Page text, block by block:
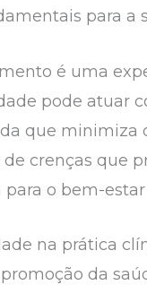
para a
é uma
pode atuar
que minimiza
crenças que
o bem-
na prática
da